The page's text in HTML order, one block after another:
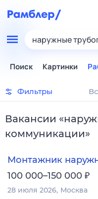
наружные
Поиск Картинки
Фильтры
Вакансии «
коммуникации»
Монтажник
100 000–150 000 ₽
28 июля 2026 Москва